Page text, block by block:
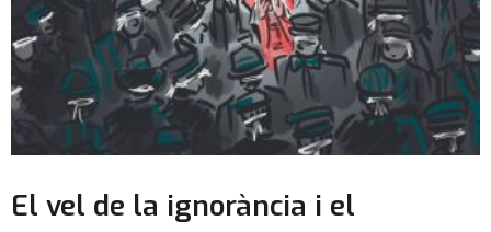
El vel de la ignorància i el